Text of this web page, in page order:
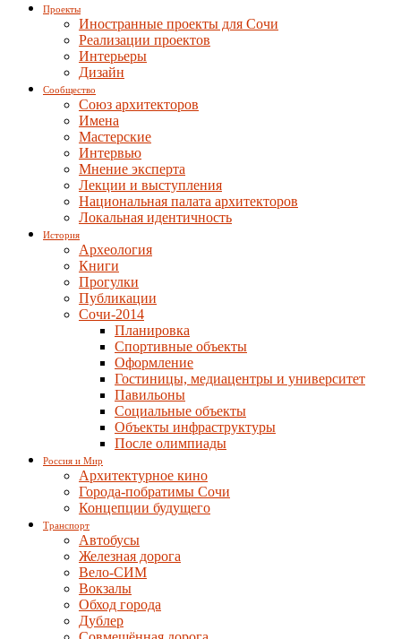
Проекты
Иностранные проекты для Сочи
Реализации проектов
Интерьеры
Дизайн
Сообщество
Союз архитекторов
Имена
Мастерские
Интервью
Мнение эксперта
Лекции и выступления
Национальная палата архитекторов
Локальная идентичность
История
Археология
Книги
Прогулки
Публикации
Сочи-2014
Планировка
Спортивные объекты
Оформление
Гостиницы, медиацентры и университет
Павильоны
Социальные объекты
Объекты инфраструктуры
После олимпиады
Россия и Мир
Архитектурное кино
Города-побратимы Сочи
Концепции будущего
Транспорт
Автобусы
Железная дорога
Вело-СИМ
Вокзалы
Обход города
Дублер